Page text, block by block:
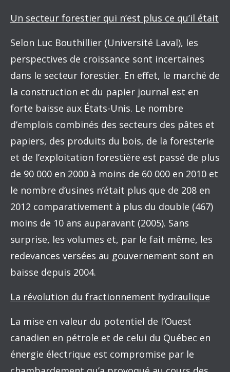
Un secteur forestier qui n’est plus ce qu’il était
Selon Luc Bouthillier (Université Laval), les
perspectives de croissance sont incertaines
dans le secteur forestier. En effet, le marché de
la construction et du papier journal est en
forte baisse aux États-Unis. Le nombre
d’emplois combinés des secteurs des pâtes et
papiers, des produits du bois, de la foresterie
et de l’exploitation forestière est passé de plus
de 90 000 en 2000 à moins de 60 000 en 2010 et
le nombre d’usines n’était plus que de 208 en
2012 comparativement à plus du double (467)
moins de 10 ans auparavant (2005). Sans
surprise, les volumes et, par le fait même, les
redevances versées au gouvernement sont en
baisse depuis 2004.
La révolution du fractionnement hydraulique
La mise en valeur du potentiel de l’Ouest
canadien en pétrole et de celui du Québec en
énergie électrique est compromise par le